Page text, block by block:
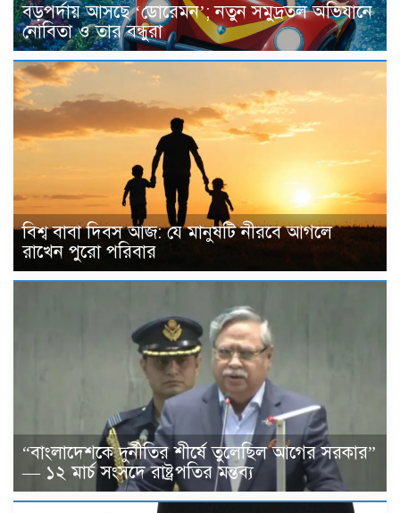
বড়পর্দায় আসছে ‘ডোরেমন’; নতুন সমুদ্রতল অভিযানে
নোবিতা ও তার বন্ধুরা
বিশ্ব বাবা দিবস আজ: যে মানুষটি নীরবে আগলে
রাখেন পুরো পরিবার
“বাংলাদেশকে দুর্নীতির শীর্ষে তুলেছিল আগের সরকার”
— ১২ মার্চ সংসদে রাষ্ট্রপতির মন্তব্য